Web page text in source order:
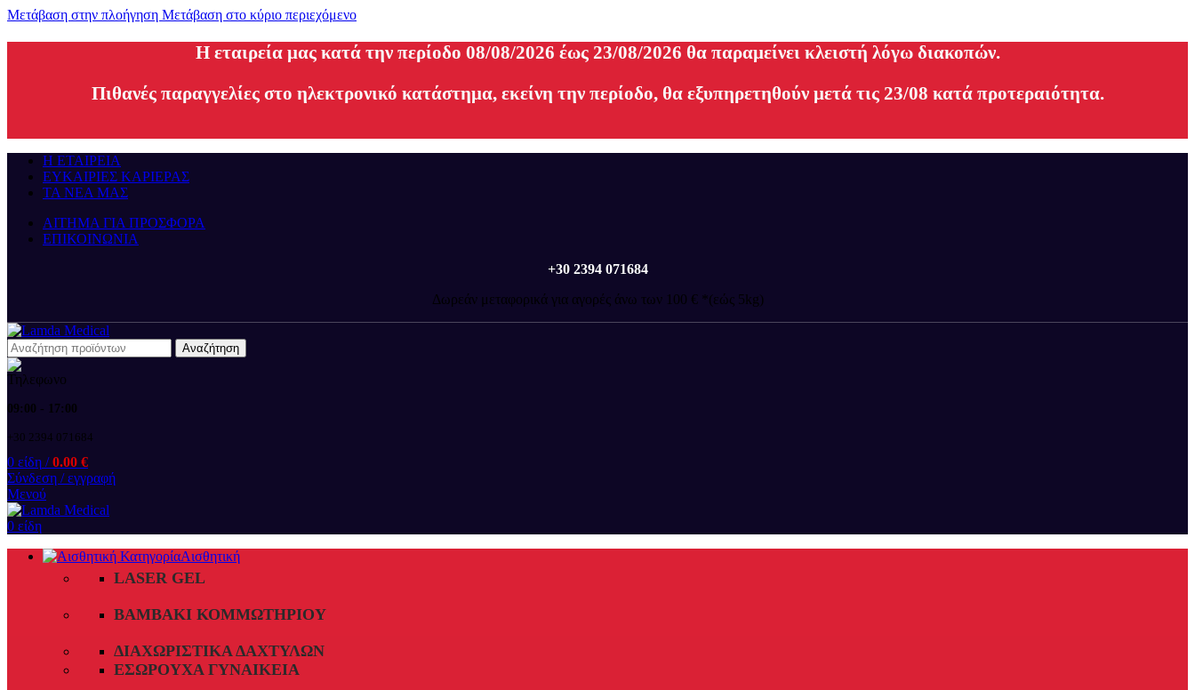
Μετάβαση στην πλοήγηση Μετάβαση στο κύριο περιεχόμενο
H εταιρεία μας κατά την περίοδο 08/08/2026 έως 23/08/2026 θα παραμείνει κλειστή λόγω διακοπών.
Πιθανές παραγγελίες στο ηλεκτρονικό κατάστημα, εκείνη την περίοδο, θα εξυπηρετηθούν μετά τις 23/08 κατά προτεραιότητα.
Η ΕΤΑΙΡΕΙΑ
ΕΥΚΑΙΡΙΕΣ ΚΑΡΙΕΡΑΣ
ΤΑ ΝΕΑ ΜΑΣ
ΑΙΤΗΜΑ ΓΙΑ ΠΡΟΣΦΟΡΑ
ΕΠΙΚΟΙΝΩΝΙΑ
+30 2394 071684
Δωρεάν μεταφορικά για αγορές άνω των 100 € *(εώς 5kg)
Αναζήτηση
09:00 - 17:00
+30 2394 071684
0 είδη / 0.00 €
Σύνδεση / εγγραφή
Μενού
0 είδη
Αισθητική
LASER GEL
ΒΑΜΒΆΚΙ ΚΟΜΜΩΤΗΡΊΟΥ
ΔΙΑΧΩΡΙΣΤΙΚΆ ΔΑΧΤΎΛΩΝ
ΕΣΏΡΟΥΧΑ ΓΥΝΑΙΚΕΊΑ